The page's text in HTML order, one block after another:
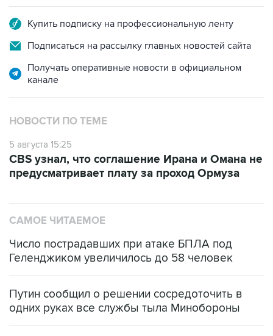
Купить подписку на профессиональную ленту
Подписаться на рассылку главных новостей сайта
Получать оперативные новости в официальном
канале
НОВОСТИ ПО ТЕМЕ
5 августа 15:25
CBS узнал, что соглашение Ирана и Омана не
предусматривает плату за проход Ормуза
САМОЕ ЧИТАЕМОЕ
Число пострадавших при атаке БПЛА под
Геленджиком увеличилось до 58 человек
Путин сообщил о решении сосредоточить в
одних руках все службы тыла Минобороны